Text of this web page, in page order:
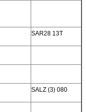
SAR28 13T
SALZ (3) 080